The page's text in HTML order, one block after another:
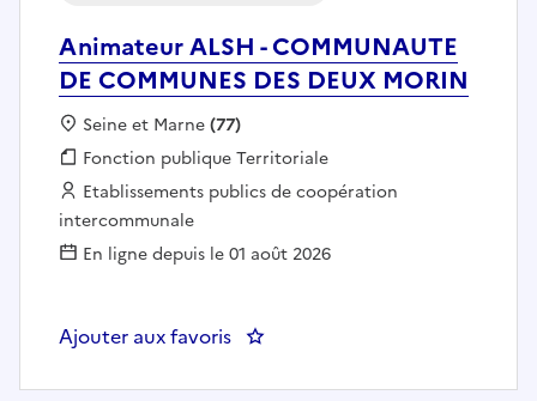
Animateur ALSH - COMMUNAUTE
DE COMMUNES DES DEUX MORIN
Localisation :
Seine et Marne(77)
Fonction publique :
Fonction publique Territoriale
Employeur :
Etablissements publics de coopération
intercommunale
En ligne depuis le 01 août 2026
Ajouter aux favoris : Animateur ALSH -